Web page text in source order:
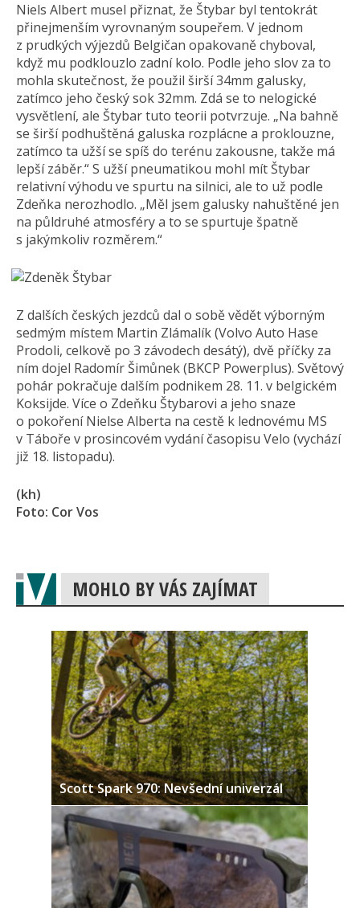
Niels Albert musel přiznat, že Štybar byl tentokrát
přinejmenším vyrovnaným soupeřem. V jednom
z prudkých výjezdů Belgičan opakovaně chyboval,
když mu podklouzlo zadní kolo. Podle jeho slov za to
mohla skutečnost, že použil širší 34mm galusky,
zatímco jeho český sok 32mm. Zdá se to nelogické
vysvětlení, ale Štybar tuto teorii potvrzuje. „Na bahně
se širší podhuštěná galuska rozplácne a proklouzne,
zatímco ta užší se spíš do terénu zakousne, takže má
lepší záběr.“ S užší pneumatikou mohl mít Štybar
relativní výhodu ve spurtu na silnici, ale to už podle
Zdeňka nerozhodlo. „Měl jsem galusky nahuštěné jen
na půldruhé atmosféry a to se spurtuje špatně
s jakýmkoliv rozměrem.“
Z dalších českých jezdců dal o sobě vědět výborným
sedmým místem Martin Zlámalík (Volvo Auto Hase
Prodoli, celkově po 3 závodech desátý), dvě příčky za
ním dojel Radomír Šimůnek (BKCP Powerplus). Světový
pohár pokračuje dalším podnikem 28. 11. v belgickém
Koksijde. Více o Zdeňku Štybarovi a jeho snaze
o pokoření Nielse Alberta na cestě k lednovému MS
v Táboře v prosincovém vydání časopisu Velo (vychází
již 18. listopadu).
(kh)
Foto: Cor Vos
MOHLO BY VÁS ZAJÍMAT
Scott Spark 970: Nevšední univerzál